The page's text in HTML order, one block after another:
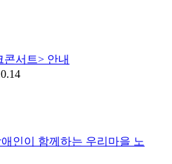
콘서트> 안내
인이 함께하는 우리마을 노